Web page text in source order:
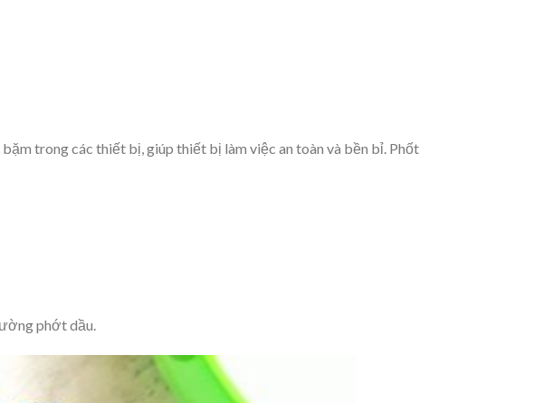
trong các thiết bị, giúp thiết bị làm việc an toàn và bền bỉ. Phốt
phớt dầu.